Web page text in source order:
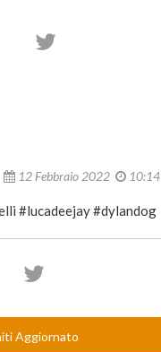
12 Febbraio 2022 10:14
#lucadeejay #dylandog
Aggiornato